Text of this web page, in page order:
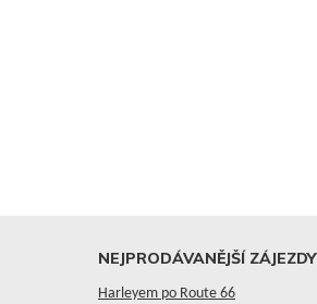
NEJPRODÁVANĚJŠÍ ZÁJEZDY
Harleyem po Route 66